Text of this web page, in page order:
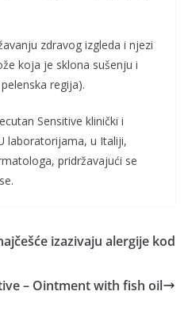
zdravog izgleda i njezi
koja je sklona sušenju i
regija).
Sensitive klinički i
laboratorijama, u Italiji,
pridržavajući se
izazivaju alergije kod
– Ointment with fish oil